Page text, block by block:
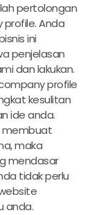
pertolongan
profile. Anda
ini
penjelasan
dan lakukan.
profile
kesulitan
ide anda.
membuat
maka
mendasar
tidak perlu
anda.